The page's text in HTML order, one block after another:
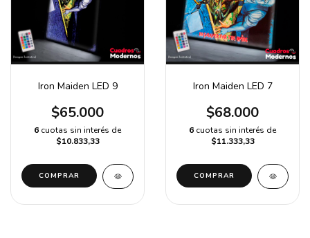
Iron Maiden LED 9
$65.000
6 cuotas sin interés de
$10.833,33
COMPRAR
Iron Maiden LED 7
$68.000
6 cuotas sin interés de
$11.333,33
COMPRAR